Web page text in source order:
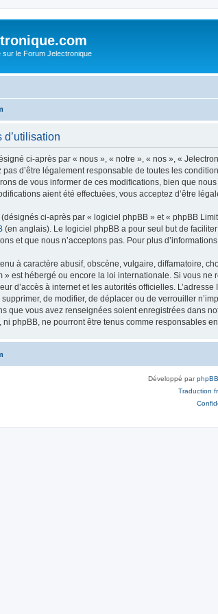
sur le Forum Jelectronique
ci-après par « nous », « notre », « nos », «
pas d’être légalement responsable de toutes les
de vous informer de ces modifications, bien que
aient été effectuées, vous acceptez d’être
ci-après par « logiciel phpBB » et « phpBB
(en anglais). Le logiciel phpBB a pour seul but de
et que nous n’acceptons pas. Pour plus
à caractère abusif, obscène, vulgaire, diffamatoire,
est hébergé ou encore la loi internationale. Si vous
d’accès à internet et les autorités officielles.
de modifier, de déplacer ou de verrouiller
que vous avez renseignées soient enregistrées dans
phpBB, ne pourront être tenus comme responsables
Développé parphpBB
Traduction